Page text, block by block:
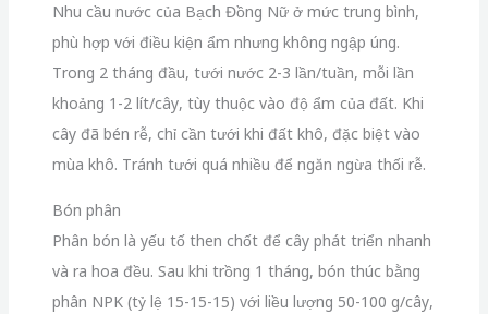
Nhu cầu nước của Bạch Đồng Nữ ở mức trung bình,
phù hợp với điều kiện ẩm nhưng không ngập úng.
Trong 2 tháng đầu, tưới nước 2-3 lần/tuần, mỗi lần
khoảng 1-2 lít/cây, tùy thuộc vào độ ẩm của đất. Khi
cây đã bén rễ, chỉ cần tưới khi đất khô, đặc biệt vào
mùa khô. Tránh tưới quá nhiều để ngăn ngừa thối rễ.
Bón phân
Phân bón là yếu tố then chốt để cây phát triển nhanh
và ra hoa đều. Sau khi trồng 1 tháng, bón thúc bằng
phân NPK (tỷ lệ 15-15-15) với liều lượng 50-100 g/cây,